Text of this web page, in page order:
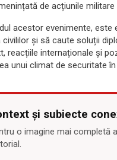
de acțiunile
acestor evenimente,
civililor și să caute soluții
reacțiile internaționale și
unui climat de securitate în
și subiecte
o imagine mai completă